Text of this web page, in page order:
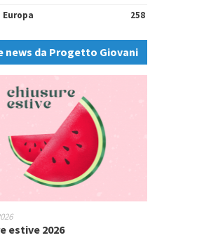
Europa
258
news da Progetto Giovani
estive 2026